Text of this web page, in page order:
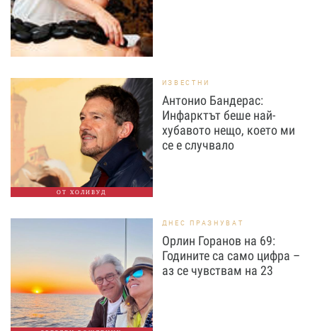
ОТ ХОЛИВУД
ИЗВЕСТНИ
Антонио Бандерас:
Инфарктът беше най-
хубавото нещо, което ми
се е случвало
ДНЕС ПРАЗНУВАТ
Орлин Горанов на 69:
Годините са само цифра –
аз се чувствам на 23